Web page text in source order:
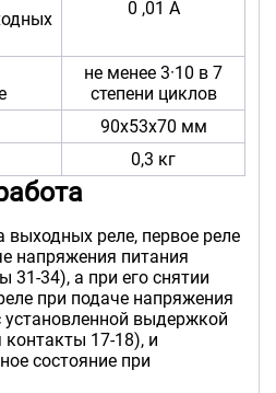
0 ,01 А
не менее 3·10 в 7
степени циклов
90х53х70 мм
0,3 кг
выходных реле, первое реле
напряжения питания
31-34), а при его снятии
при подаче напряжения
установленной выдержкой
17-18), и
состояние при